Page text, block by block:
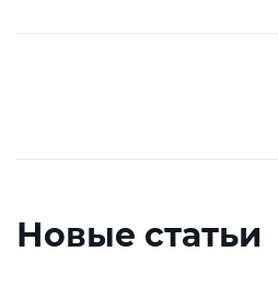
Новые статьи